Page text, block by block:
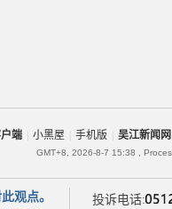
端 小黑屋 手机版 吴江新闻网
GMT+8, 2026-8-7 15:38 ,
观点。
投诉电话: